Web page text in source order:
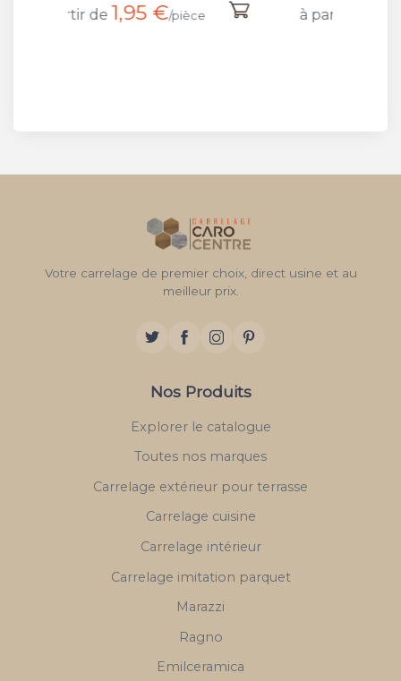
à partir de 1,79 €
Votre carrelage de premier choix, direct usine et au
meilleur prix.
Nos Produits
Explorer le catalogue
Toutes nos marques
Carrelage extérieur pour terrasse
Carrelage cuisine
Carrelage intérieur
Carrelage imitation parquet
Marazzi
Ragno
Emilceramica